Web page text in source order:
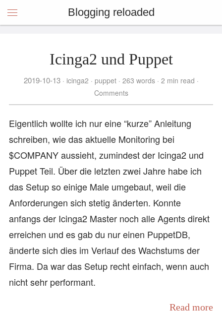
Blogging reloaded
Icinga2 und Puppet
2019-10-13 icinga2 puppet 263 words 2 min read
Comments
Eigentlich wollte ich nur eine “kurze” Anleitung
schreiben, wie das aktuelle Monitoring bei
$COMPANY aussieht, zumindest der Icinga2 und
Puppet Teil. Über die letzten zwei Jahre habe ich
das Setup so einige Male umgebaut, weil die
Anforderungen sich stetig änderten. Konnte
anfangs der Icinga2 Master noch alle Agents direkt
erreichen und es gab du nur einen PuppetDB,
änderte sich dies im Verlauf des Wachstums der
Firma. Da war das Setup recht einfach, wenn auch
nicht sehr performant.
Read more